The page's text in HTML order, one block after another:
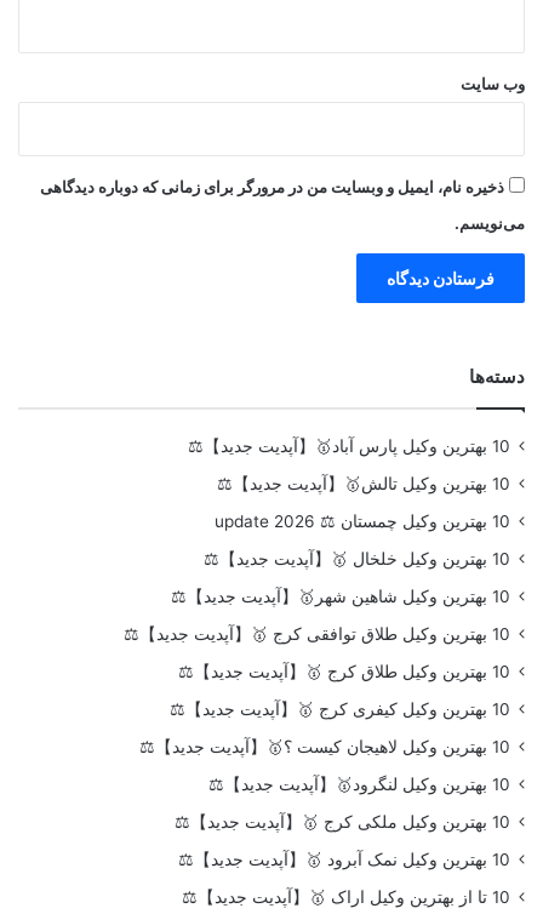
وب‌ سایت
ذخیره نام، ایمیل و وبسایت من در مرورگر برای زمانی که دوباره دیدگاهی
می‌نویسم.
دسته‌ها
10 بهترین وکیل پارس آباد🥇【آپدیت جدید】⚖️
10 بهترین وکیل تالش🥇【آپدیت جدید】⚖️
10 بهترین وکیل چمستان ⚖️ update 2026
10 بهترین وکیل خلخال 🥇【آپدیت جدید】⚖️
10 بهترین وکیل شاهین شهر🥇【آپدیت جدید】⚖️
10 بهترین وکیل طلاق توافقی کرج 🥇【آپدیت جدید】⚖️
10 بهترین وکیل طلاق کرج 🥇【آپدیت جدید】⚖️
10 بهترین وکیل کیفری کرج 🥇【آپدیت جدید】⚖️
10 بهترین وکیل لاهیجان کیست ؟🥇【آپدیت جدید】⚖️
10 بهترین وکیل لنگرود🥇【آپدیت جدید】⚖️
10 بهترین وکیل ملکی کرج 🥇【آپدیت جدید】⚖️
10 بهترین وکیل نمک آبرود 🥇【آپدیت جدید】⚖️
10 تا از بهترین وکیل اراک 🥇【آپدیت جدید】⚖️